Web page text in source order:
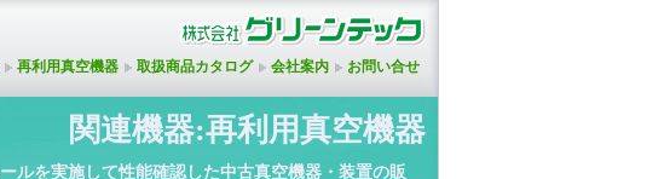
再利用真空機器 取扱商品カタログ 会社案内 お問い合せ
関連機器:再利用真空機器
ルを実施して性能確認した中古真空機器・装置の販